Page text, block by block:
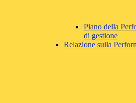
Piano della
di gestione
Relazione sulla